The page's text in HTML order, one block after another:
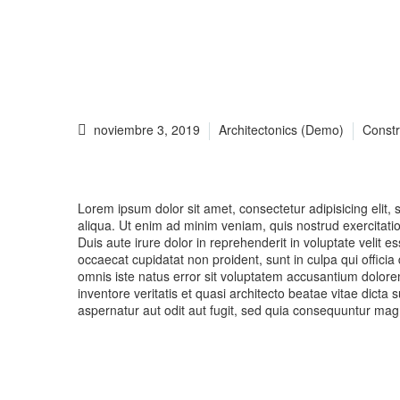
noviembre 3, 2019 Architectonics (Demo)
Lorem ipsum dolor sit amet, consectetur adipisicing
aliqua. Ut enim ad minim veniam, quis nostrud
Duis aute irure dolor in reprehenderit in voluptate velit
occaecat cupidatat non proident, sunt in culpa qui
omnis iste natus error sit voluptatem accusantium
inventore veritatis et quasi architecto beatae vitae dicta
aspernatur aut odit aut fugit, sed quia consequuntur